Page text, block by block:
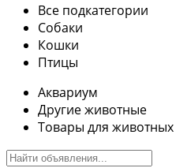
Все подкатегории
Собаки
Кошки
Птицы
Аквариум
Другие животные
Товары для животных